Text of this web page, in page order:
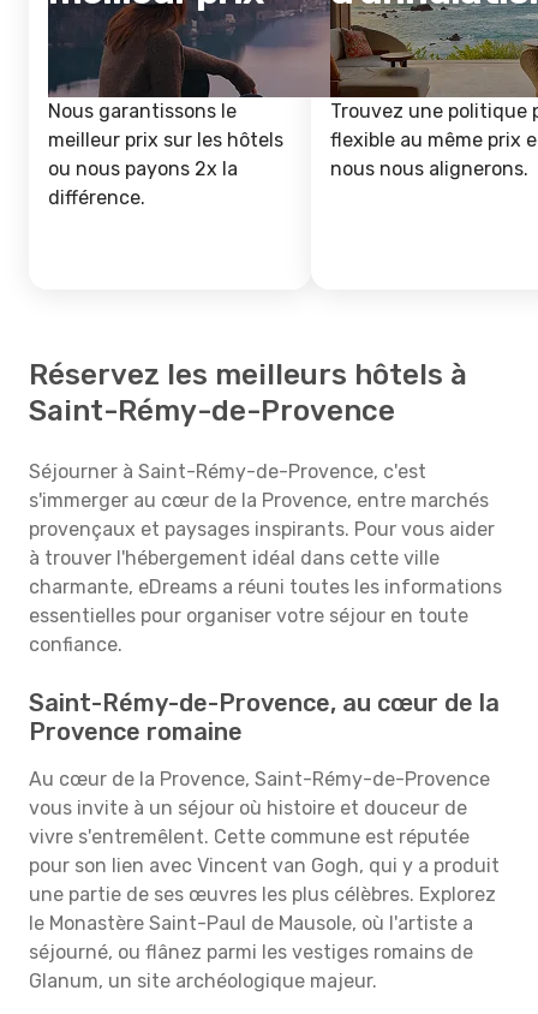
Nous garantissons le
meilleur prix sur les hôtels
ou nous payons 2x la
différence.
Trouvez une politique
flexible au même prix
nous nous alignerons.
Réservez les meilleurs hôtels à
Saint-Rémy-de-Provence
Séjourner à Saint-Rémy-de-Provence, c'est
s'immerger au cœur de la Provence, entre marchés
provençaux et paysages inspirants. Pour vous aider
à trouver l'hébergement idéal dans cette ville
charmante, eDreams a réuni toutes les informations
essentielles pour organiser votre séjour en toute
confiance.
Saint-Rémy-de-Provence, au cœur de la
Provence romaine
Au cœur de la Provence, Saint-Rémy-de-Provence
vous invite à un séjour où histoire et douceur de
vivre s'entremêlent. Cette commune est réputée
pour son lien avec Vincent van Gogh, qui y a produit
une partie de ses œuvres les plus célèbres. Explorez
le Monastère Saint-Paul de Mausole, où l'artiste a
séjourné, ou flânez parmi les vestiges romains de
Glanum, un site archéologique majeur.